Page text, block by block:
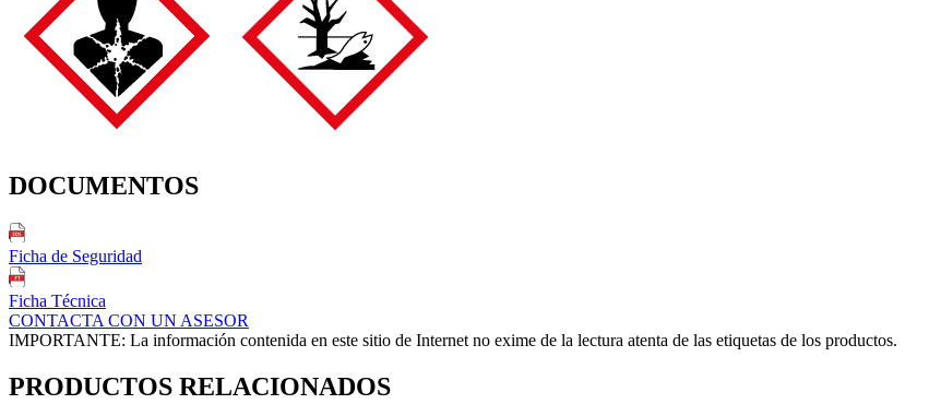
DOCUMENTOS
Ficha de Seguridad
Ficha Técnica
CONTACTA CON UN ASESOR
IMPORTANTE: La información contenida en este sitio de Internet no exime de la lectura atenta de las etiquetas de los productos.
PRODUCTOS RELACIONADOS